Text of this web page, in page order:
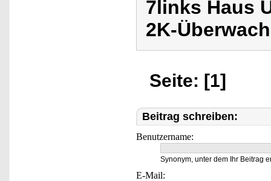
7links Haus
2K-
Seite: [1]
Beitrag schreiben:
Benutzername:
Synonym, unter dem Ihr Beitrag
E-Mail: